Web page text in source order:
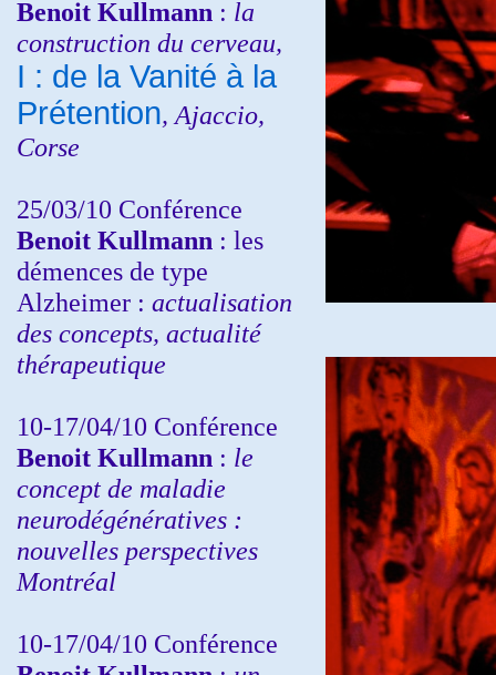
Benoit Kullmann : la
construction du cerveau,
I : de la Vanité à la
Prétention, Ajaccio,
Corse
25/03/10 Conférence
Benoit Kullmann : les
démences de type
Alzheimer : actualisation
des concepts, actualité
thérapeutique
10-17/04/10 Conférence
Benoit Kullmann : le
concept de maladie
neurodégénératives :
nouvelles perspectives
Montréal
10-17/04/10 Conférence